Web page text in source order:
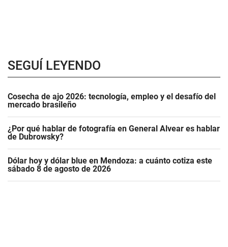
SEGUÍ LEYENDO
Cosecha de ajo 2026: tecnología, empleo y el desafío del
mercado brasileño
¿Por qué hablar de fotografía en General Alvear es hablar
de Dubrowsky?
Dólar hoy y dólar blue en Mendoza: a cuánto cotiza este
sábado 8 de agosto de 2026